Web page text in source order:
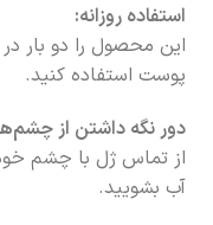
استفاده روزانه:
این محصول را دو بار
پوست استفاده کنید.
دور نگه داشتن از
از تماس ژل با چشم
آب بشویید.